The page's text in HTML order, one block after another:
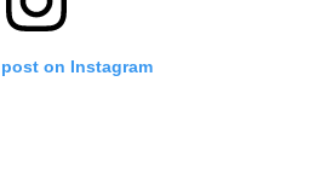
on Instagram